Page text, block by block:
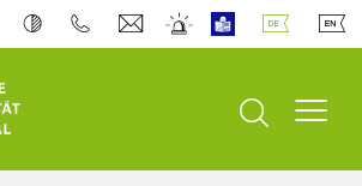
Suche öffnen